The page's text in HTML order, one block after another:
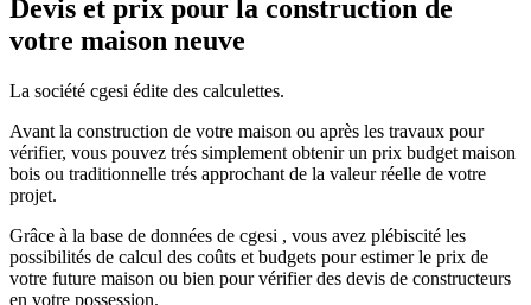
Devis et prix pour la construction de
votre maison neuve
La société cgesi édite des calculettes.
Avant la construction de votre maison ou après les travaux pour
vérifier, vous pouvez trés simplement obtenir un prix budget maison
bois ou traditionnelle trés approchant de la valeur réelle de votre
projet.
Grâce à la base de données de cgesi , vous avez plébiscité les
possibilités de calcul des coûts et budgets pour estimer le prix de
votre future maison ou bien pour vérifier des devis de constructeurs
en votre possession.